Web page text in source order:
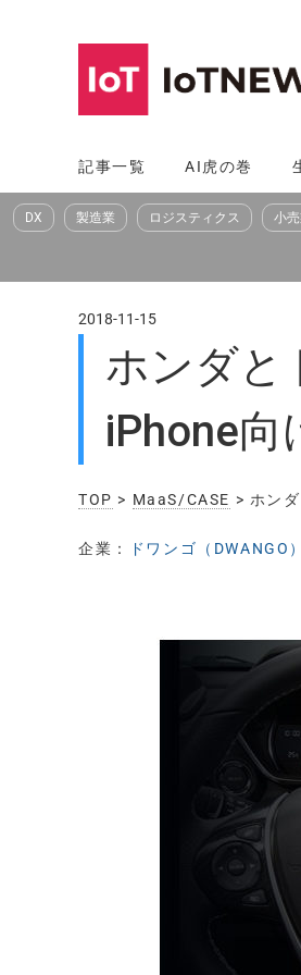
へ
ス
記事一覧 AI虎の巻
DX 製造業 ロジスティクス 小
2018-11-15
ホンダと
iPhone
TOP > MaaS/CASE > ホン
企業： ドワンゴ（DWANGO）